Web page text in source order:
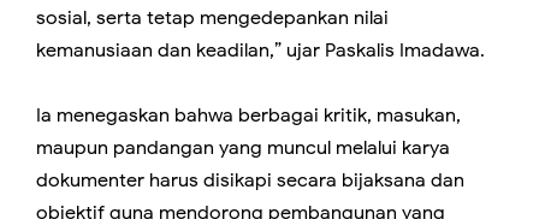
sosial, serta tetap mengedepankan nilai
kemanusiaan dan keadilan,” ujar Paskalis Imadawa.
Ia menegaskan bahwa berbagai kritik, masukan,
maupun pandangan yang muncul melalui karya
dokumenter harus disikapi secara bijaksana dan
objektif guna mendorong pembangunan yang